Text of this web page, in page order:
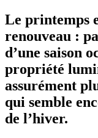
Le printemps
renouveau :
d’une saison
propriété
assurément
qui semble
de l’hiver.